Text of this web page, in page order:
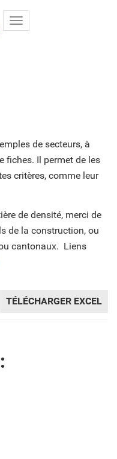
Toggle
de secteurs, à
fiches. Il permet de les
critères, comme leur
de densité, merci de
de la construction, ou
cantonaux. Liens
TÉLÉCHARGER EXCEL